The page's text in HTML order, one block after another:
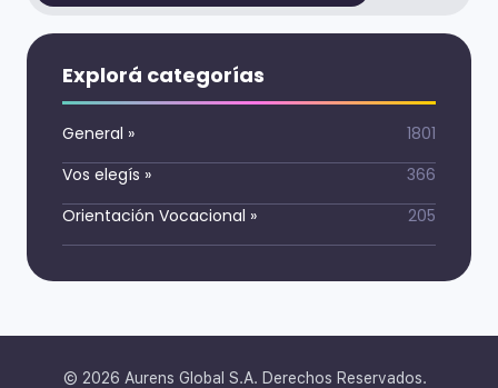
Explorá categorías
General »
1801
Vos elegís »
366
Orientación Vocacional » 205
© 2026 Aurens Global S.A. Derechos Reservados.